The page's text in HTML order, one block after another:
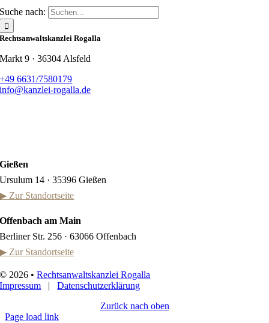
Suche nach:
Rechtsanwaltskanzlei Rogalla
Markt 9 · 36304 Alsfeld
+49 6631/7580179
info@kanzlei-rogalla.de
Gießen
Ursulum 14 · 35396 Gießen
▶ Zur Standortseite
Offenbach am Main
Berliner Str. 256 · 63066 Offenbach
▶ Zur Standortseite
©2026 •Rechtsanwaltskanzlei Rogalla
Impressum |Datenschutzerklärung
Zurück nach oben
Page load link